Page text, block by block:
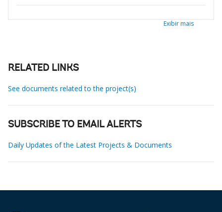
Exibir mais
RELATED LINKS
See documents related to the project(s)
SUBSCRIBE TO EMAIL ALERTS
Daily Updates of the Latest Projects & Documents